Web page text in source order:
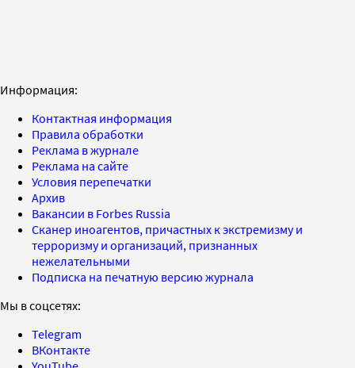
Информация:
Контактная информация
Правила обработки
Реклама в журнале
Реклама на сайте
Условия перепечатки
Архив
Вакансии в Forbes Russia
Сканер иноагентов, причастных к экстремизму и
терроризму и организаций, признанных
нежелательными
Подписка на печатную версию журнала
Мы в соцсетях:
Telegram
ВКонтакте